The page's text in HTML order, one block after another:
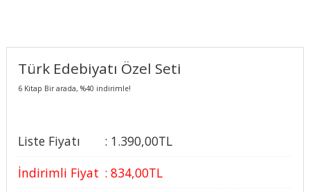
Türk Edebiyatı Özel Seti
6 Kitap Bir arada, %40 indirimle!
Liste Fiyatı : 1.390,00TL
İndirimli Fiyat : 834,00TL